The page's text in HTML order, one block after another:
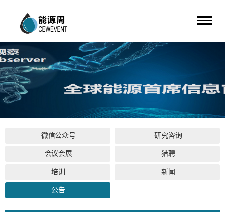
微信公众号 研究咨询
会议会展 猎聘
培训 新闻
公告